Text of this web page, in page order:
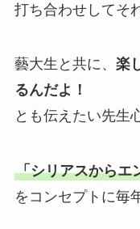
打ち合わせしてそ
藝大生と共に、 楽
るんだよ！
とも伝えたい先生
「シリアスからエ
をコンセプトに毎